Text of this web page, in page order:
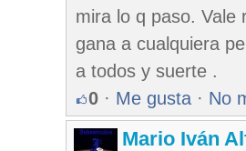
mira lo q paso. Vale
gana a cualquiera
a todos y suerte .
0 · Me gusta · No
Mario Iván